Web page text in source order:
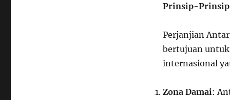
Prinsip-Prinsip
Perjanjian
bertujuan untuk
internasional
Zona Damai: